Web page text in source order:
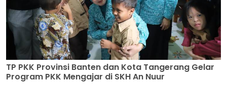
TP PKK Provinsi Banten dan Kota Tangerang Gelar
Program PKK Mengajar di SKH An Nuur